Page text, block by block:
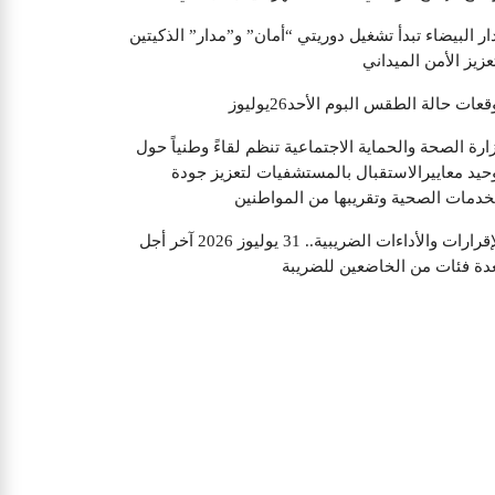
البيضاء تبدأ تشغيل دوريتي “أمان” و”مدار” الذكيتين
الأمن الميداني
حالة الطقس البوم الأحد26يوليوز
الصحة والحماية الاجتماعية تنظم لقاءً وطنياً حول
معاييرالاستقبال بالمستشفيات لتعزيز جودة
الصحية وتقريبها من المواطنين
الإقرارات والأداءات الضريبية.. 31 يوليوز 2026 آخر أجل
فئات من الخاضعين للضريبة